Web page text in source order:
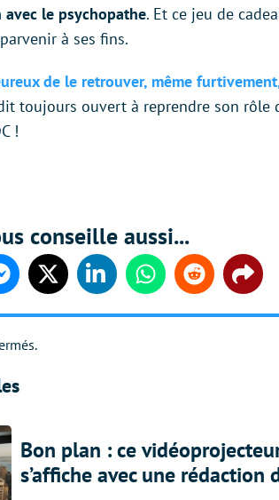
avec le psychopathe. Et ce jeu de
à ses fins.
de le retrouver, même
toujours ouvert à reprendre son rôle
!
conseille aussi...
Twitter LinkedinWhatsappReddit Share
Bon plan : ce
s’affiche avec une